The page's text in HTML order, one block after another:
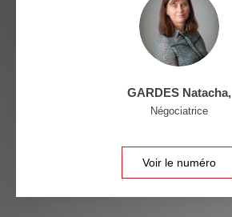
GARDES Natacha,
Négociatrice
Voir le numéro